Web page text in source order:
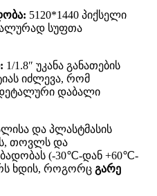
5120*1440 პიქსელი
სუფთა
1/1.8″ უკანა განათების
იძლევა, რომ
დეტალური დაბალი
და პლასტმასის
თოვლს და
(-30℃-დან +60℃-
ხდის, როგორც გარე